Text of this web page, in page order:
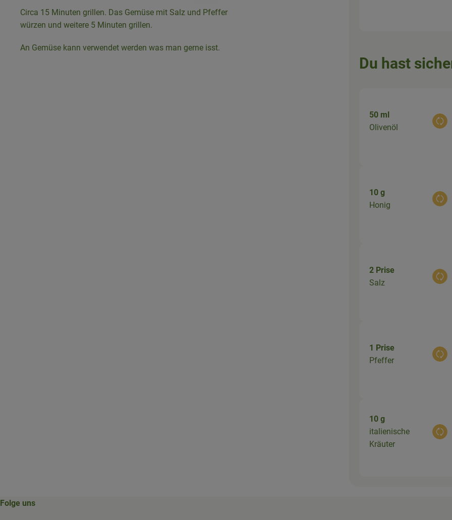
Circa 15 Minuten grillen. Das Gemüse mit Salz und Pfeffer
würzen und weitere 5 Minuten grillen.
An Gemüse kann verwendet werden was man gerne isst.
Du hast
50 ml
Olivenöl
10 g
Honig
2 Prise
Salz
1 Prise
Pfeffer
10 g
italienische
Kräuter
Folge uns